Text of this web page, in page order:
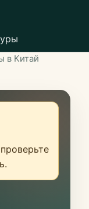
в Китай